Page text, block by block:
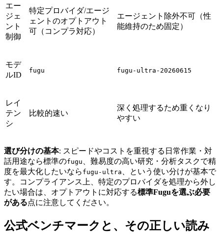
エー
ジェ
ント
制御
特定プロバイダ/エージ
ェントのオプトアウト
可（コンプラ対応）
エージェント除外不可（性
能維持のため固定）
モデ
ルID
fugu fugu-ultra-20260615
レイ
テン
シ
比較的速い
深く処理するため重くなり
やすい
選び分けの基本: スピードやコストを重視する日常作業・対
話用途なら標準のfugu
、難易度の高い研究・分析タスクで精
度を最大化したいなら fugu-ultra
、という使い分けが基本で
す。コンプライアンス上、特定のプロバイダを処理から外し
たい場合は、オプトアウトに対応する標準Fuguを選ぶ必要
がある点に注意してください。
公式ベンチマークと、その正しい読み